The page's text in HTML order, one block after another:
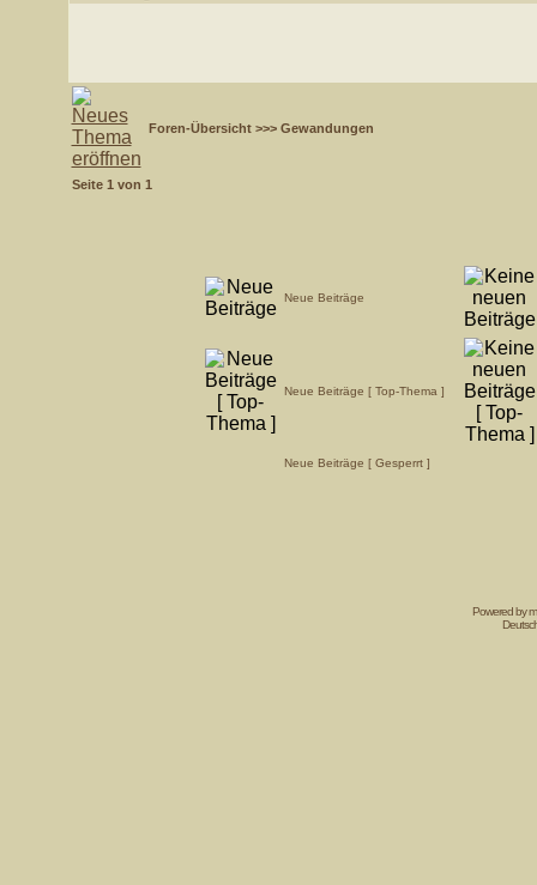
Foren-Übersicht>>> Gewandungen
Seite 1 von 1
Neue Beiträge
Neue Beiträge [ Top-Thema ]
Neue Beiträge [ Gesperrt ]
Powered by